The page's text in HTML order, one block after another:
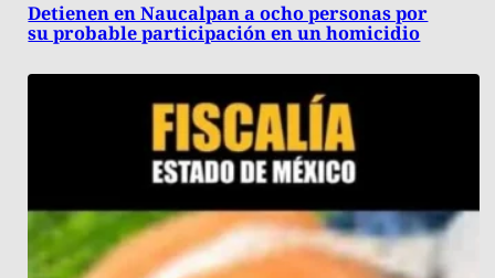
Detienen en Naucalpan a ocho personas por
su probable participación en un homicidio